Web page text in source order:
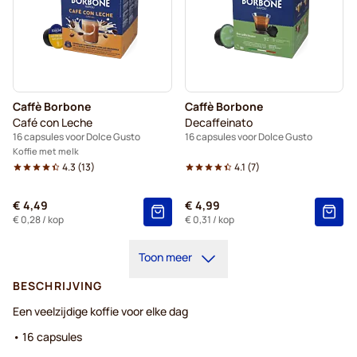
Caffè Borbone
Café con Leche
16 capsules voor Dolce Gusto
Koffie met melk
4.3 (13)
€ 4,49
€ 0,28/ kop
Caffè Borbone
Decaffeinato
16 capsules voor Dolce Gusto
4.1 (7)
€ 4,99
€ 0,31 / kop
Toon meer
BESCHRIJVING
Een veelzijdige koffie voor elke dag
• 16 capsules